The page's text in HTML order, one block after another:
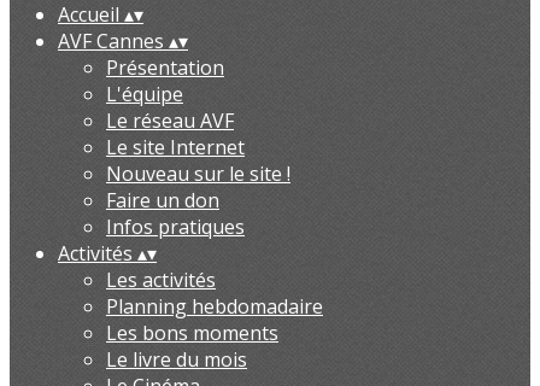
Accueil ▴▾
AVF Cannes ▴▾
Présentation
L'équipe
Le réseau AVF
Le site Internet
Nouveau sur le site !
Faire un don
Infos pratiques
Activités ▴▾
Les activités
Planning hebdomadaire
Les bons moments
Le livre du mois